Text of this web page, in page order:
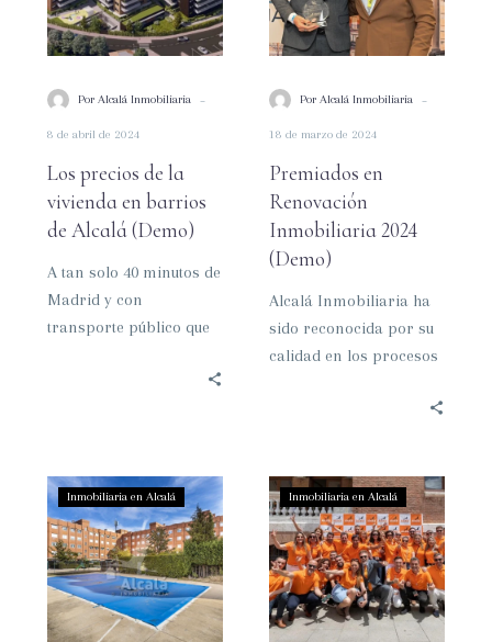
en
barrios
(Demo)
Por Alcalá Inmobiliaria -
8 de abril de 2024
Los precios de la
vivienda en barrios
de Alcalá (Demo)
A tan solo 40 minutos de
Madrid y con
transporte público que
(Demo)
Por Alcalá Inmobiliaria -
18 de marzo de 2024
Premiados en
Renovación
Inmobiliaria 2024
(Demo)
Alcalá Inmobiliaria ha
sido reconocida por su
calidad en los procesos
Alcalá
es
el
tercer
municipio
de
Inmobiliaria en Alcalá
La
oficina
inmobiliaria
con
más
reseñas
Inmobiliaria en Alcalá